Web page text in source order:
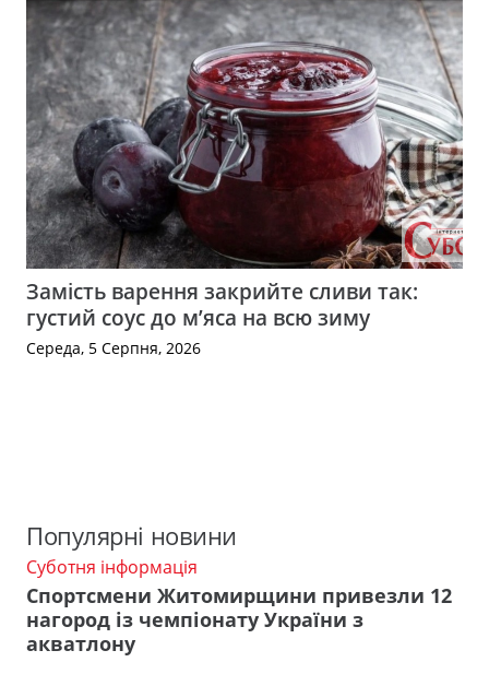
Замість варення закрийте сливи так:
густий соус до м’яса на всю зиму
Середа, 5 Серпня, 2026
Популярні новини
Суботня інформація
Спортсмени Житомирщини привезли 12
нагород із чемпіонату України з
акватлону